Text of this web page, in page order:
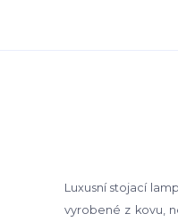
Luxusní stojací
vyrobené z kovu,